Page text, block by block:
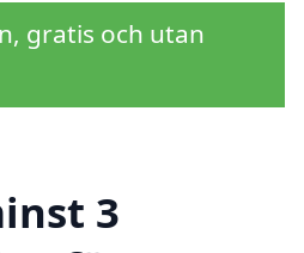
gratis och utan
3